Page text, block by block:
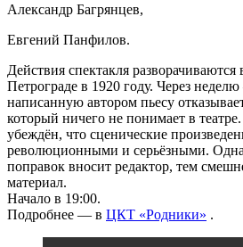
Александр Багрянцев,
Евгений Панфилов.
Действия спектакля
Петрограде в 1920 году. Через
написанную автором пьесу
который ничего не понимает в
убеждён, что сценические
революционными и серьёзными.
поправок вносит редактор, тем
материал.
Начало в 19:00.
Подробнее — в ЦКТ «Родники» .